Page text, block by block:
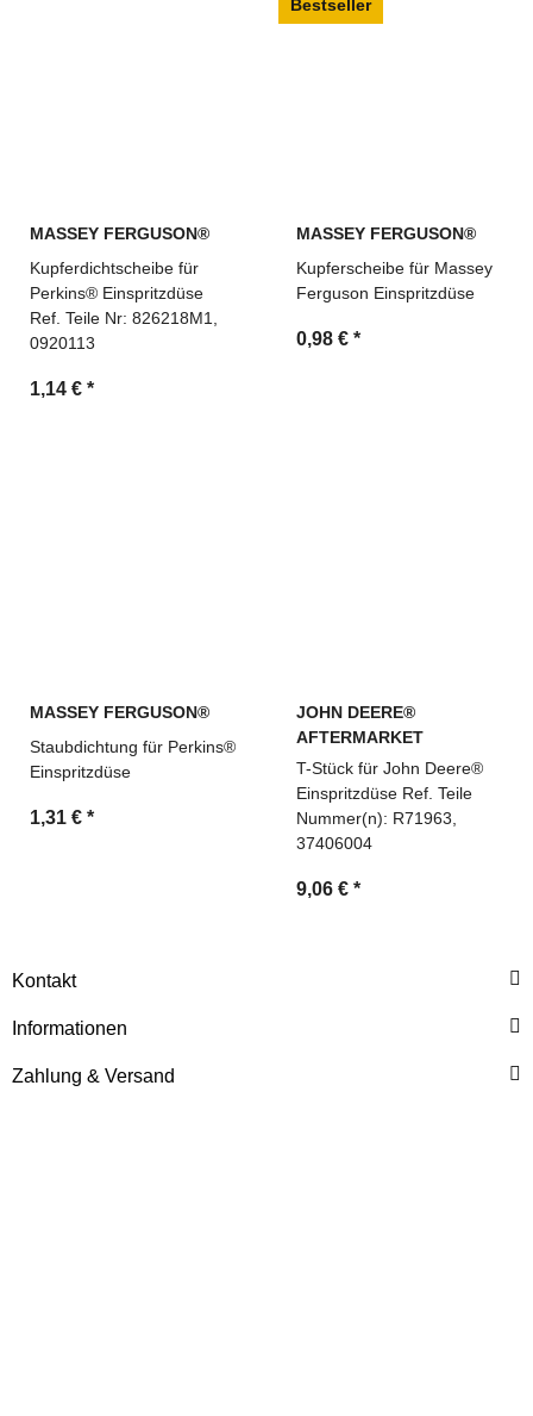
MASSEY FERGUSON®
Kupferdichtscheibe für
Perkins® Einspritzdüse
Ref. Teile Nr: 826218M1,
0920113
1,14 € *
Bestseller
MASSEY FERGUSON®
Kupferscheibe für Massey
Ferguson Einspritzdüse
0,98 € *
MASSEY FERGUSON®
Staubdichtung für Perkins®
Einspritzdüse
1,31 € *
JOHN DEERE®
AFTERMARKET
T-Stück für John Deere®
Einspritzdüse Ref. Teile
Nummer(n): R71963,
37406004
9,06 € *
Kontakt
Informationen
Zahlung & Versand